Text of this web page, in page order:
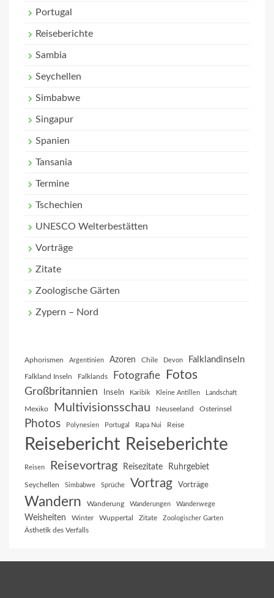
Portugal
Reiseberichte
Sambia
Seychellen
Simbabwe
Singapur
Spanien
Tansania
Termine
Tschechien
UNESCO Welterbestätten
Vorträge
Zitate
Zoologische Gärten
Zypern – Nord
Aphorismen Argentinien Azoren Chile Devon Falklandinseln
Falkland Inseln Falklands Fotografie Fotos
Großbritannien Inseln Karibik Kleine Antillen Landschaft
Mexiko Multivisionsschau Neuseeland Osterinsel
Photos Polynesien Portugal Rapa Nui Reise
Reisebericht Reiseberichte
Reisen Reisevortrag Reisezitate Ruhrgebiet
Seychellen Simbabwe Sprüche Vortrag Vorträge
Wandern Wanderung Wanderungen Wanderwege
Weisheiten Winter Wuppertal Zitate Zoologischer Garten
Ästhetik des Verfalls